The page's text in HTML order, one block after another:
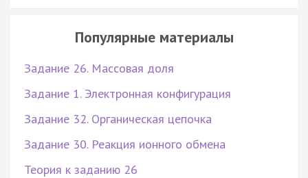
Популярные материалы
Задание 26. Массовая доля
Задание 1. Электронная конфигурация
Задание 32. Органическая цепочка
Задание 30. Реакция ионного обмена
Теория к заданию 26